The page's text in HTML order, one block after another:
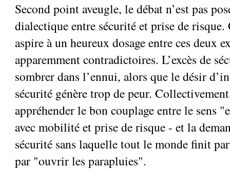
Second point aveugle, le débat n’est pas
dialectique entre sécurité et prise de risque.
aspire à un heureux dosage entre ces deux
apparemment contradictoires. L’excès de
sombrer dans l’ennui, alors que le désir
sécurité génère trop de peur.
appréhender le bon couplage entre le sens
avec mobilité et prise de risque - et la
sécurité sans laquelle tout le monde finit
par "ouvrir les parapluies".